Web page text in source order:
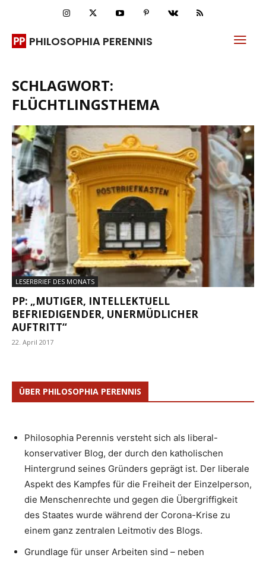
PHILOSOPHIA PERENNIS
SCHLAGWORT:
FLÜCHTLINGSTHEMA
LESERBRIEF DES MONATS
PP: „MUTIGER, INTELLEKTUELL
BEFRIEDIGENDER, UNERMÜDLICHER
AUFTRITT“
22. April 2017
ÜBER PHILOSOPHIA PERENNIS
Philosophia Perennis versteht sich als liberal-
konservativer Blog, der durch den katholischen
Hintergrund seines Gründers geprägt ist. Der liberale
Aspekt des Kampfes für die Freiheit der Einzelperson,
die Menschenrechte und gegen die Übergriffigkeit
des Staates wurde während der Corona-Krise zu
einem ganz zentralen Leitmotiv des Blogs.
Grundlage für unser Arbeiten sind – neben